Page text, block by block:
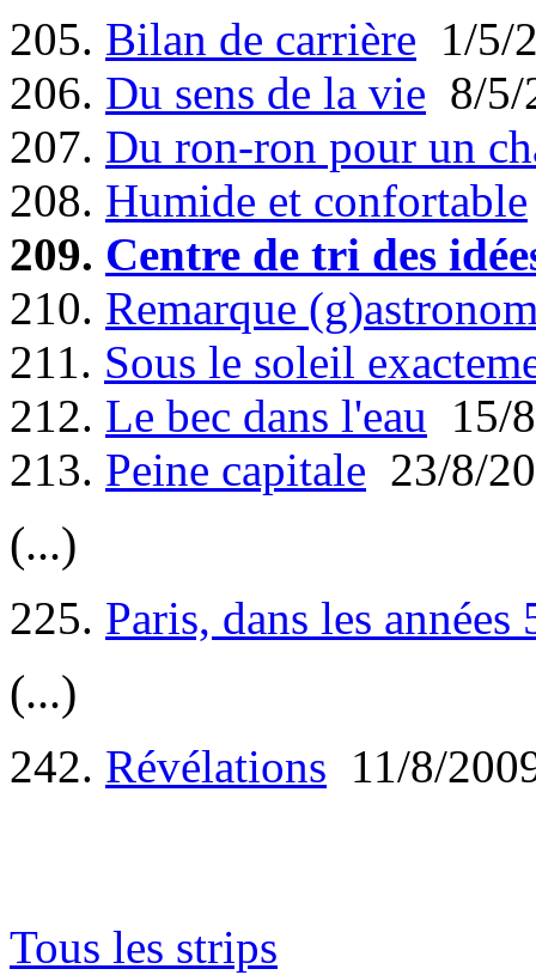
205. Bilan de carrière 1/5/
206. Du sens de la vie 8/5/
207. Du ron-ron pour un
208. Humide et confortable
209. Centre de tri des
210. Remarque
211. Sous le soleil
212. Le bec dans l'eau 15/
213. Peine capitale 23/8/
(...)
225. Paris, dans les années
(...)
242. Révélations 11/8/
Tous les strips